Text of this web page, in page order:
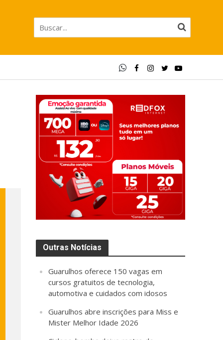
Outras Notícias
Guarulhos oferece 150 vagas em
cursos gratuitos de tecnologia,
automotiva e cuidados com idosos
Guarulhos abre inscrições para Miss e
Mister Melhor Idade 2026